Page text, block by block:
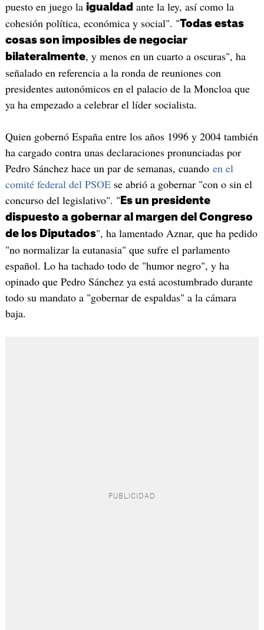
puesto en juego la igualdad ante la ley, así como la
cohesión política, económica y social". "Todas estas
cosas son imposibles de negociar
bilateralmente, y menos en un cuarto a oscuras", ha
señalado en referencia a la ronda de reuniones con
presidentes autonómicos en el palacio de la Moncloa que
ya ha empezado a celebrar el líder socialista.
Quien gobernó España entre los años 1996 y 2004 también
ha cargado contra unas declaraciones pronunciadas por
Pedro Sánchez hace un par de semanas, cuando en el
comité federal del PSOEse abrió a gobernar "con o sin el
concurso del legislativo". " Es un presidente
dispuesto a gobernar al margen del Congreso
de los Diputados", ha lamentado Aznar, que ha pedido
"no normalizar la eutanasia" que sufre el parlamento
español. Lo ha tachado todo de "humor negro", y ha
opinado que Pedro Sánchez ya está acostumbrado durante
todo su mandato a "gobernar de espaldas" a la cámara
baja.